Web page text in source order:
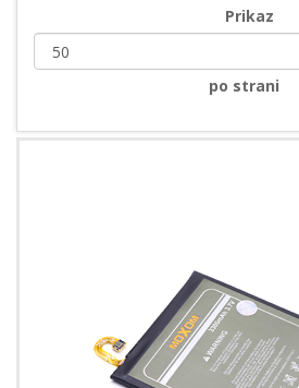
Prikaz
po strani